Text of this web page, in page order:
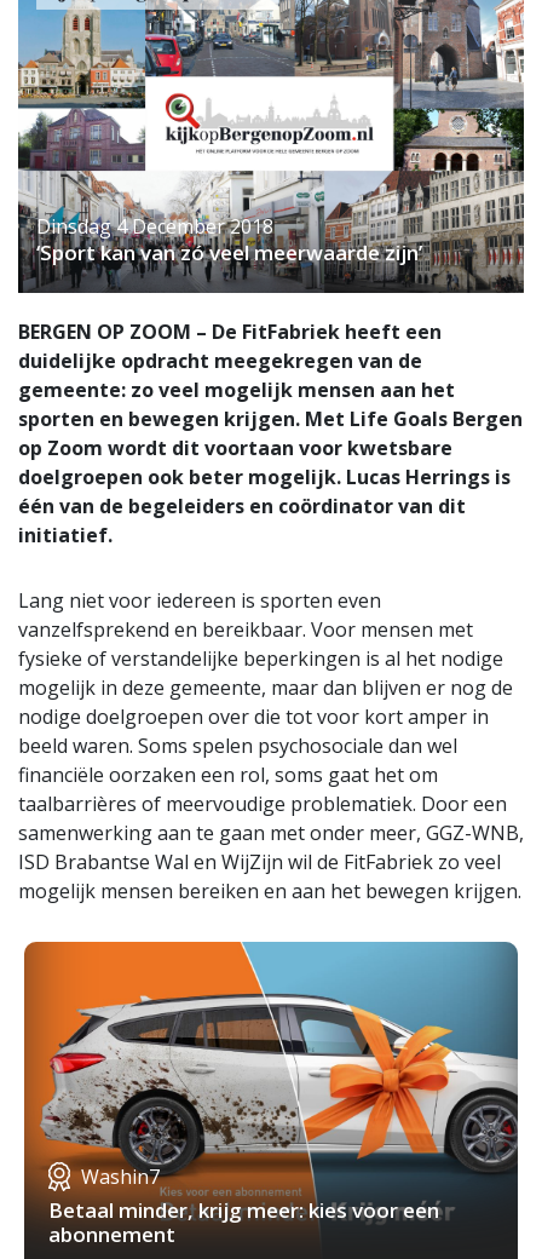
Dinsdag 4 December 2018
‘Sport kan van zó veel meerwaarde zijn’
BERGEN OP ZOOM – De FitFabriek heeft een
duidelijke opdracht meegekregen van de
gemeente: zo veel mogelijk mensen aan het
sporten en bewegen krijgen. Met Life Goals Bergen
op Zoom wordt dit voortaan voor kwetsbare
doelgroepen ook beter mogelijk. Lucas Herrings is
één van de begeleiders en coördinator van dit
initiatief.
Lang niet voor iedereen is sporten even
vanzelfsprekend en bereikbaar. Voor mensen met
fysieke of verstandelijke beperkingen is al het nodige
mogelijk in deze gemeente, maar dan blijven er nog de
nodige doelgroepen over die tot voor kort amper in
beeld waren. Soms spelen psychosociale dan wel
financiële oorzaken een rol, soms gaat het om
taalbarrières of meervoudige problematiek. Door een
samenwerking aan te gaan met onder meer, GGZ-WNB,
ISD Brabantse Wal en WijZijn wil de FitFabriek zo veel
mogelijk mensen bereiken en aan het bewegen krijgen.
Washin7
Betaal minder, krijg meer: kies voor een
abonnement